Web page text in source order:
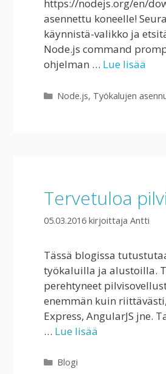
https://nodejs.org/en/
asennettu koneelle!
käynnistä-valikko ja
Node.js command
ohjelman … Lue lisää
Kategoriat
Node.js, Työkalujen
Tervetuloa
05.03.2016 kirjoittaja Antti
Tässä blogissa
työkaluilla ja alustoilla.
perehtyneet
enemmän kuin
Express, AngularJS jne.
… Lue lisää
Kategoriat
Blogi